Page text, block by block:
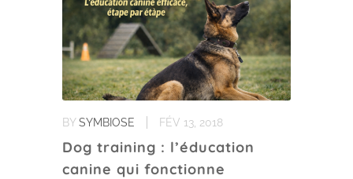
BYSYMBIOSE FÉV 13, 2018
Dog training : l’éducation
canine qui fonctionne